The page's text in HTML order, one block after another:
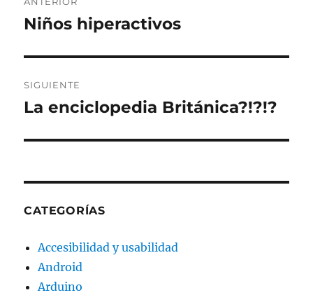
de
Entrada
Niños hiperactivos
SIGUIENTE
Entrada
La enciclopedia Británica?!?!?
CATEGORÍAS
Accesibilidad y usabilidad
Android
Arduino